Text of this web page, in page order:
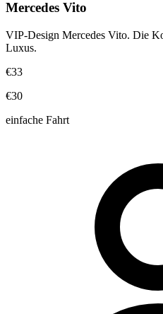
Mercedes Vito
VIP-Design Mercedes Vito. Die
Luxus.
€33
€30
einfache Fahrt